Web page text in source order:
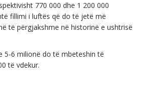
770 000 dhe 1 200 000
fillimi i luftës që do të jetë më
të përgjakshme në historinë e ushtrisë
5-6 milionë do të mbeteshin të
të vdekur.